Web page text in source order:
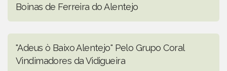
Boinas de Ferreira do Alentejo
"Adeus ò Baixo Alentejo" Pelo Grupo Coral
Vindimadores da Vidigueira